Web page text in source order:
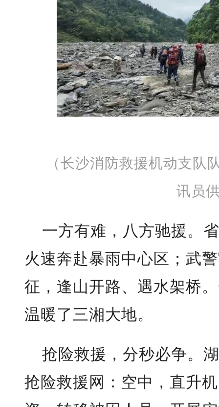
（长沙消防救援机动支队
讯员
一方有难，八方驰援。
火速奔赴暴雨中心区；武
征，逢山开路、遇水架桥
温暖了三湘大地。
抢险救援，分秒必争。
抢险救援网：空中，直升